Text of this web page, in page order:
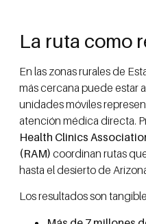
La ruta como
En las zonas rurales de
más cercana puede estar
unidades móviles
atención médica directa.
Health Clinics
(RAM) coordinan rutas
hasta el desierto de
Los resultados son